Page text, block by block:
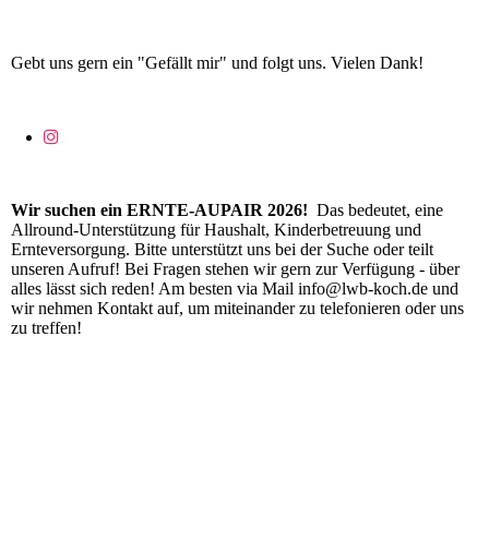
Gebt uns gern ein "Gefällt mir" und folgt uns. Vielen Dank!
Wir suchen ein ERNTE-AUPAIR 2026! Das bedeutet, eine
Allround-Unterstützung für Haushalt, Kinderbetreuung und
Ernteversorgung. Bitte unterstützt uns bei der Suche oder teilt
unseren Aufruf! Bei Fragen stehen wir gern zur Verfügung - über
alles lässt sich reden! Am besten via Mail info@lwb-koch.de und
wir nehmen Kontakt auf, um miteinander zu telefonieren oder uns
zu treffen!